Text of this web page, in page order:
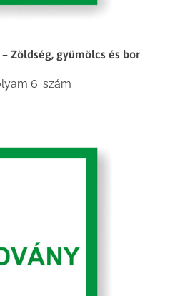
Zöldség, gyümölcs és bor
6. szám